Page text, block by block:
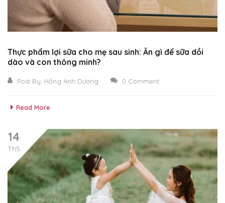
Thực phẩm lợi sữa cho mẹ sau sinh: Ăn gì để sữa dồi
dào và con thông minh?
Post By: Hồng Anh Dương 0 Comment
Read More
14
Th5